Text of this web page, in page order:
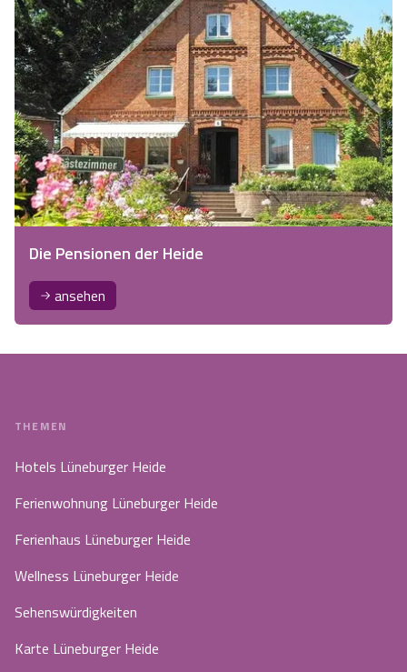
Die Pensionen der Heide
ansehen
THEMEN
Hotels Lüneburger Heide
Ferienwohnung Lüneburger Heide
Ferienhaus Lüneburger Heide
Wellness Lüneburger Heide
Sehenswürdigkeiten
Karte Lüneburger Heide